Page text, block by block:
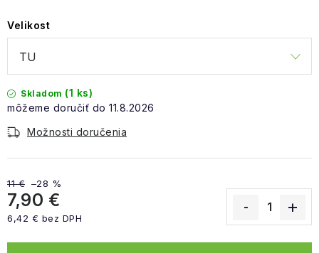
Velikost
Skladom (1 ks)
11.8.2026
Možnosti doručenia
11 € –28 %
7,90 €
6,42 € bez DPH